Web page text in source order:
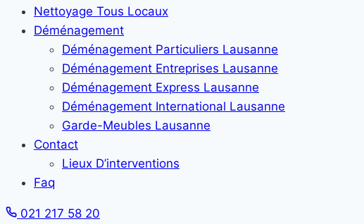
Nettoyage Tous Locaux
Déménagement
Déménagement Particuliers Lausanne
Déménagement Entreprises Lausanne
Déménagement Express Lausanne
Déménagement International Lausanne
Garde-Meubles Lausanne
Contact
Lieux D’interventions
Faq
021 217 58 20